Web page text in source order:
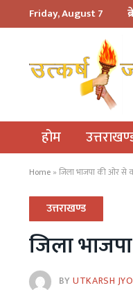
Friday, August 7
होम
Home » जिला भाजपा की ओर से
उत्तराखण्ड
जिला
BYUTKARSH